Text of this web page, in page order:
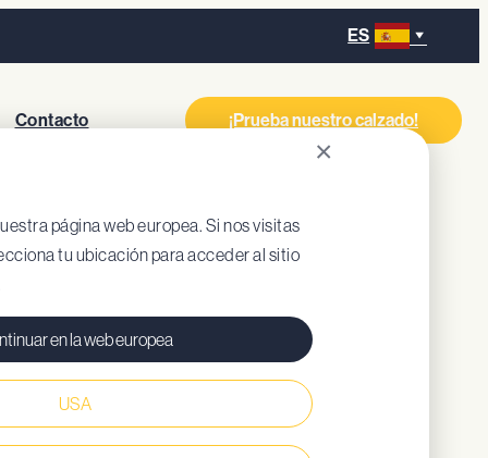
×
página web europea. Si nos visitas
tu ubicación para acceder al sitio
en la web europea
USA
ES
Contacto ¡Prueba nuestro calzado!
removible (EVA reciclado)